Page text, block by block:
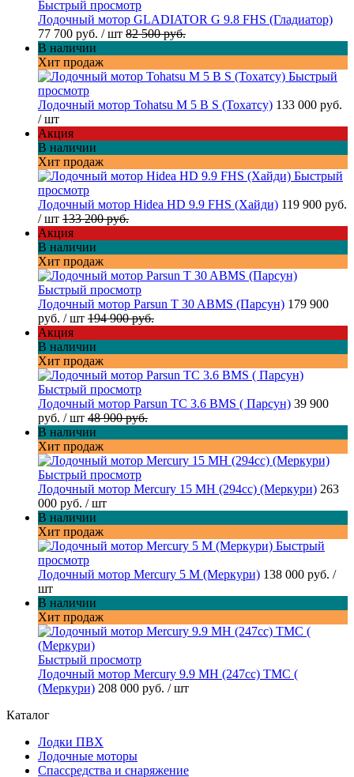
Быстрый просмотр
Лодочный мотор GLADIATOR G 9.8 FHS (Гладиатор)
77 700 руб. / шт 82 500 руб.
В наличии
Хит продаж
Быстрый
просмотр
Лодочный мотор Tohatsu M 5 B S (Тохатсу) 133 000 руб.
/ шт
Акция
В наличии
Хит продаж
Быстрый
просмотр
Лодочный мотор Hidea HD 9.9 FHS (Хайди) 119 900 руб.
/ шт 133 200 руб.
Акция
В наличии
Хит продаж
Быстрый просмотр
Лодочный мотор Parsun T 30 ABMS (Парсун) 179 900
руб. / шт 194 900 руб.
Акция
В наличии
Хит продаж
Быстрый просмотр
Лодочный мотор Parsun TC 3.6 BMS ( Парсун) 39 900
руб. / шт 48 900 руб.
В наличии
Хит продаж
Быстрый просмотр
Лодочный мотор Mercury 15 MH (294cc) (Меркури) 263
000 руб. / шт
В наличии
Хит продаж
Быстрый
просмотр
Лодочный мотор Mercury 5 M (Меркури) 138 000 руб. /
шт
В наличии
Хит продаж
Быстрый просмотр
Лодочный мотор Mercury 9.9 МН (247cc) TMC (
(Меркури) 208 000 руб. / шт
Каталог
Лодки ПВХ
Лодочные моторы
Спассредства и снаряжение